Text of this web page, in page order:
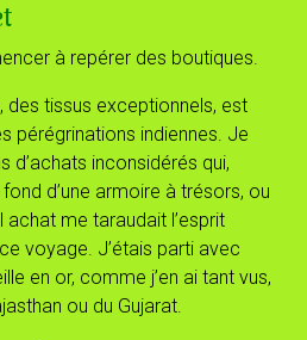
à repérer des boutiques.
des tissus exceptionnels, est
pérégrinations indiennes. Je
d’achats inconsidérés qui,
d’une armoire à trésors, ou
me taraudait l’esprit
voyage. J’étais parti avec
en or, comme j’en ai tant vus,
ou du Gujarat.